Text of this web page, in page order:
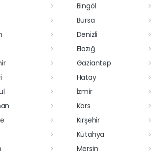
Bingöl
Bursa
Denizli
Elazığ
Gaziantep
Hatay
İzmir
Kars
Kırşehir
Kütahya
Mersin